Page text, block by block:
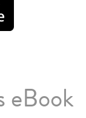
eBook